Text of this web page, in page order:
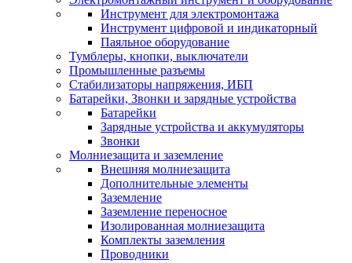
Инструмент для электромонтажа
Инструмент цифровой и индикаторный
Паяльное оборудование
Тумблеры, кнопки, выключатели
Промышленные разъемы
Стабилизаторы напряжения, ИБП
Батарейки, Звонки и зарядные устройства
Батарейки
Зарядные устройства и аккумуляторы
Звонки
Молниезащита и заземление
Внешняя молниезащита
Дополнительные элементы
Заземление
Заземление переносное
Изолированная молниезащита
Комплекты заземления
Проводники